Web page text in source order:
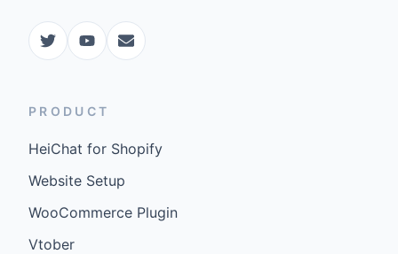
PRODUCT
HeiChat for Shopify
Website Setup
WooCommerce Plugin
Vtober